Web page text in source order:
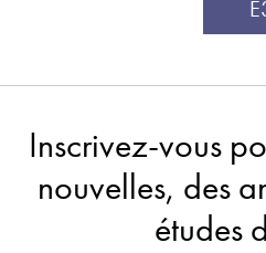
Inscrivez-vous
nouvelles, des
études